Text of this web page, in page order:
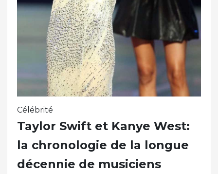
Célébrité
Taylor Swift et Kanye West:
la chronologie de la longue
décennie de musiciens